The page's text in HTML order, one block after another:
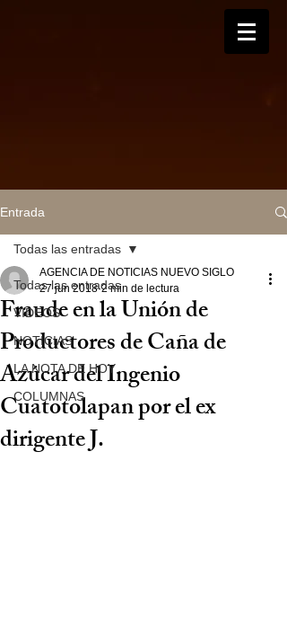
Entrada
Todas las entradas
VIDEOS
NOTICIAS
LA NOTA DE HOY
COLUMNAS
Todas las entradas
Fraude en la Unión de
Productores de Caña de
Azúcar del Ingenio
Cuatotolapan por el ex
dirigente J.
AGENCIA DE NOTICIAS NUEVO SIGLO
27 jun 2018 2 min de lectura